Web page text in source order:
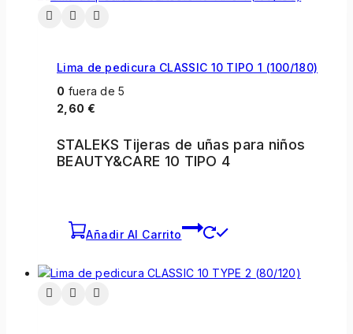
Lima de pedicura CLASSIC 10 TIPO 1 (100/180)
0 fuera de 5
2,60 €
STALEKS Tijeras de uñas para niños
BEAUTY&CARE 10 TIPO 4
Añadir Al Carrito